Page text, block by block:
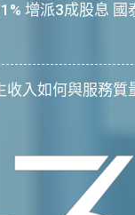
增派3成股息 國
收入如何與服務質